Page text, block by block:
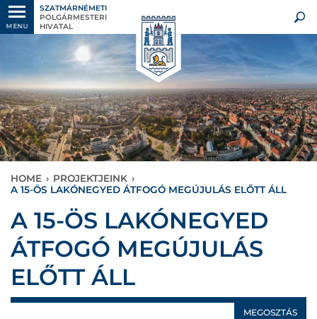
MENU
SZATMÁRNÉMETI
POLGÁRMESTERI
HIVATAL
HOME › PROJEKTJEINK ›
A 15-ÖS LAKÓNEGYED ÁTFOGÓ MEGÚJULÁS ELŐTT ÁLL
A 15-ÖS LAKÓNEGYED
ÁTFOGÓ MEGÚJULÁS
ELŐTT ÁLL
MEGOSZTÁS